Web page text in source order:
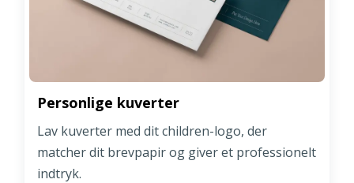
Personlige kuverter
Lav kuverter med dit children-logo, der
matcher dit brevpapir og giver et professionelt
indtryk.